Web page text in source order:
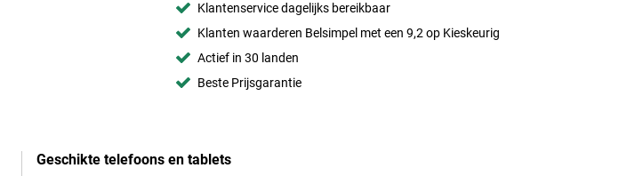
Klantenservice dagelijks bereikbaar
Klanten waarderen Belsimpel met een 9,2 op Kieskeurig
Actief in 30 landen
Beste Prijsgarantie
Geschikte telefoons en tablets